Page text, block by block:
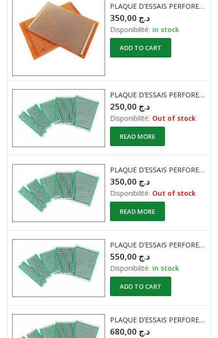
PLAQUE D’ESSAIS PERFORE BAKELITE ( 9cm X 15cm )
د.ج
Disponibilité: in stock
ADD TO CART
PLAQUE D’ESSAIS PERFORE EPOXY DOUBLE FACE ( 5cm X 7cm )
د.ج
Disponibilité: Out of stock
READ MORE
PLAQUE D’ESSAIS PERFORE EPOXY DOUBLE FACE ( 7cm X 9cm )
د.ج
Disponibilité: Out of stock
READ MORE
PLAQUE D’ESSAIS PERFORE EPOXY SIPMLE FACE ( 10cm X 15cm )
د.ج
Disponibilité: in stock
ADD TO CART
PLAQUE D’ESSAIS PERFORE EPOXY SIPMLE FACE ( 10cm X 22cm )
د.ج